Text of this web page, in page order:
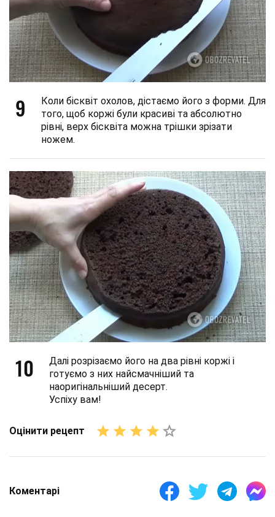
9
Коли бісквіт охолов, дістаємо його з форми. Для
того, щоб коржі були красиві та абсолютно
рівні, верх бісквіта можна трішки зрізати
ножем.
10
Далі розрізаємо його на два рівні коржі і
готуємо з них найсмачніший та
наоригінальніший десерт.
Успіху вам!
Оцінити рецепт
Коментарі